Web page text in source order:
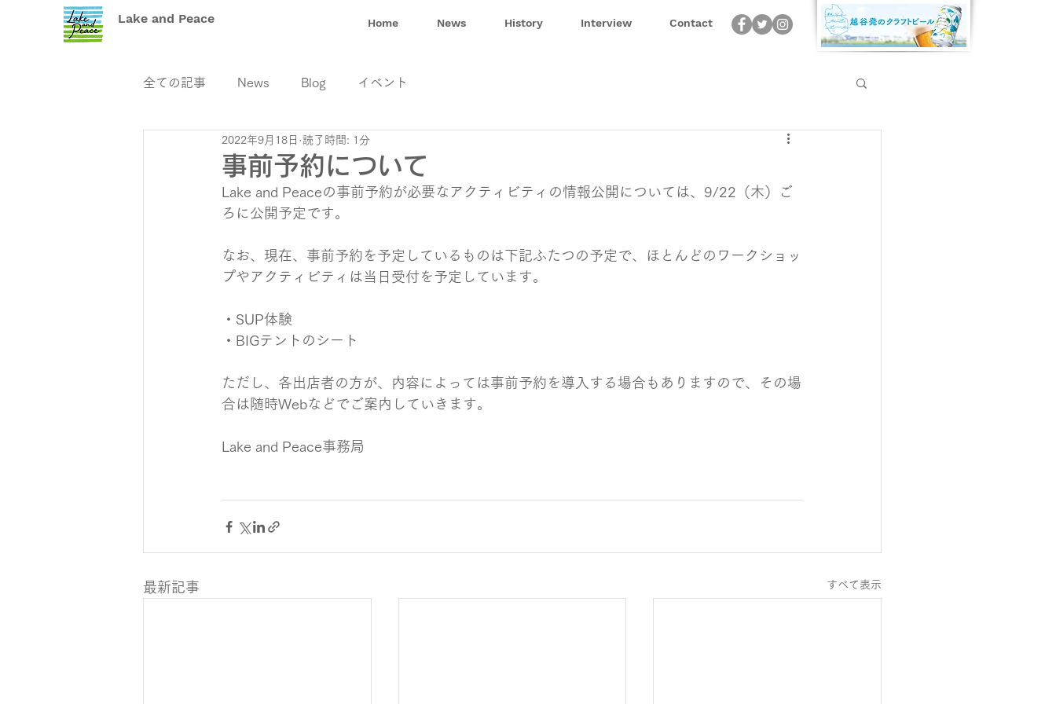
Lake and Peace Home News History Interview Contact
全ての記事 News Blog イベント
事前予約について
2022年9月18日 読了時間: 1分
Lake and Peaceの事前予約が必要なアクティビティの情報公開については、9/22（木）ご
ろに公開予定です。
なお、現在、事前予約を予定しているものは下記ふたつの予定で、ほとんどのワークショッ
プやアクティビティは当日受付を予定しています。
・SUP体験
・BIGテントのシート
ただし、各出店者の方が、内容によっては事前予約を導入する場合もありますので、その場
合は随時Webなどでご案内していきます。
Lake and Peace事務局
最新記事 すべて表示